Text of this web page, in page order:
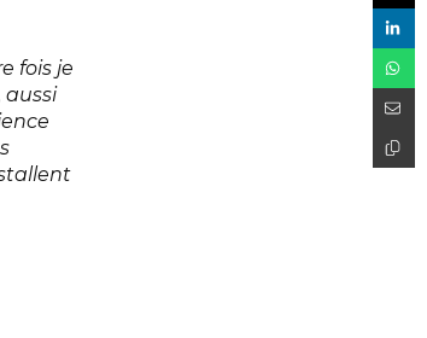
fois je
aussi